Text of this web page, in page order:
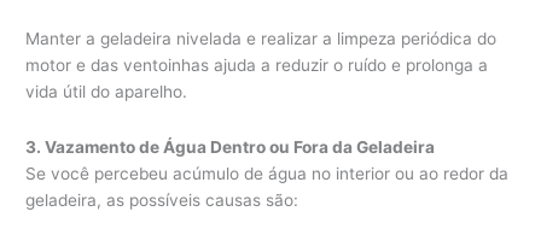
Manter a geladeira nivelada e realizar a limpeza periódica do
motor e das ventoinhas ajuda a reduzir o ruído e prolonga a
vida útil do aparelho.
3. Vazamento de Água Dentro ou Fora da Geladeira
Se você percebeu acúmulo de água no interior ou ao redor da
geladeira, as possíveis causas são: